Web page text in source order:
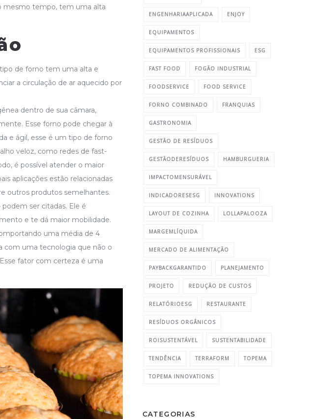
mesmo tempo, tem uma alta
de forno tem uma alta e
a circulação de ar aquecido por
dentro de sua câmara,
Esse forno pode chegar à
e ágil, esse é um tipo de forno
veloz, como redes de fast-
é possível atender o maior
aplicações estão relacionadas
outros produtos semelhantes.
ser citadas. Ele é
e te dá maior mobilidade.
uma média de 4
com uma tecnologia que não o
fator com certeza é uma
ENGENHARIAAPLICADA ENJOY
EQUIPAMENTOS
EQUIPAMENTOS PROFISSIONAIS ESG
FAST FOOD FOGÃO INDUSTRIAL
FOODSERVICE FOOD SERVICE
FORNO COMBINADO FRANQUIAS
GASTRONOMIA
GESTÃO DE RESÍDUOS
GESTÃODERESÍDUOS HAMBURGUERIA
IMPACTOMENSURÁVEL
INDICADORESESG INNOVATIONS
LAYOUT DE COZINHA LOLLAPALOOZA
MARGEMLÍQUIDA
MERCADO DE ALIMENTAÇÃO
PAYBACKGARANTIDO PLANEJAMENTO
PROJETO REDUÇÃO DE CUSTOS
RELATÓRIOESG RESTAURANTE
RESÍDUOS ORGÂNICOS
ROISUSTENTÁVEL SUSTENTABILIDADE
TENDÊNCIA TERRAFORM TOPEMA
TOPEMA INNOVATIONS
CATEGORIAS